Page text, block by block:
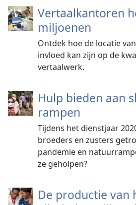
Vertaalkantoren
miljoenen
Ontdek hoe de locatie
invloed kan zijn op de
vertaalwerk.
Hulp bieden aan
rampen
Tijdens het dienstjaar
broeders en zusters
pandemie en
ze geholpen?
De productie van